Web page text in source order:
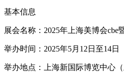
基本信息
展会名称：2025年上海美博会cbe
举办时间：2025年5月12日至14日
举办地点：上海新国际博览中心